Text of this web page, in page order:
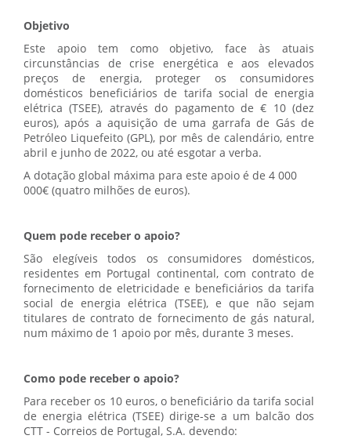
Objetivo
Este apoio tem como objetivo, face às atuais
circunstâncias de crise energética e aos elevados
preços de energia, proteger os consumidores
domésticos beneficiários de tarifa social de energia
elétrica (TSEE), através do pagamento de € 10 (dez
euros), após a aquisição de uma garrafa de Gás de
Petróleo Liquefeito (GPL), por mês de calendário, entre
abril e junho de 2022, ou até esgotar a verba.
A dotação global máxima para este apoio é de 4 000
000€ (quatro milhões de euros).
Quem pode receber o apoio?
São elegíveis todos os consumidores domésticos,
residentes em Portugal continental, com contrato de
fornecimento de eletricidade e beneficiários da tarifa
social de energia elétrica (TSEE), e que não sejam
titulares de contrato de fornecimento de gás natural,
num máximo de 1 apoio por mês, durante 3 meses.
Como pode receber o apoio?
Para receber os 10 euros, o beneficiário da tarifa social
de energia elétrica (TSEE) dirige-se a um balcão dos
CTT - Correios de Portugal, S.A. devendo: